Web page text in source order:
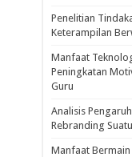
Penelitian
Keterampilan
Manfaat
Peningkatan
Guru
Analisis
Rebranding
Manfaat Bermain